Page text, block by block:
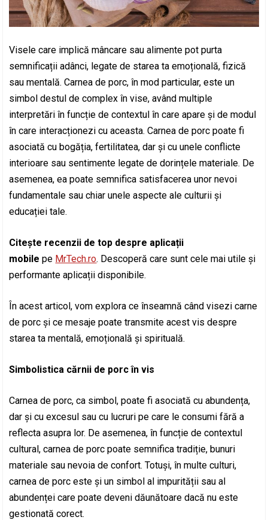
Visele care implică mâncare sau alimente pot purta
semnificații adânci, legate de starea ta emoțională, fizică
sau mentală. Carnea de porc, în mod particular, este un
simbol destul de complex în vise, având multiple
interpretări în funcție de contextul în care apare și de modul
în care interacționezi cu aceasta. Carnea de porc poate fi
asociată cu bogăția, fertilitatea, dar și cu unele conflicte
interioare sau sentimente legate de dorințele materiale. De
asemenea, ea poate semnifica satisfacerea unor nevoi
fundamentale sau chiar unele aspecte ale culturii și
educației tale.
Citește recenzii de top despre aplicații
mobile pe MrTech.ro. Descoperă care sunt cele mai utile și
performante aplicații disponibile.
În acest articol, vom explora ce înseamnă când visezi carne
de porc și ce mesaje poate transmite acest vis despre
starea ta mentală, emoțională și spirituală.
Simbolistica cărnii de porc în vis
Carnea de porc, ca simbol, poate fi asociată cu abundența,
dar și cu excesul sau cu lucruri pe care le consumi fără a
reflecta asupra lor. De asemenea, în funcție de contextul
cultural, carnea de porc poate semnifica tradiție, bunuri
materiale sau nevoia de confort. Totuși, în multe culturi,
carnea de porc este și un simbol al impurității sau al
abundenței care poate deveni dăunătoare dacă nu este
gestionată corect.